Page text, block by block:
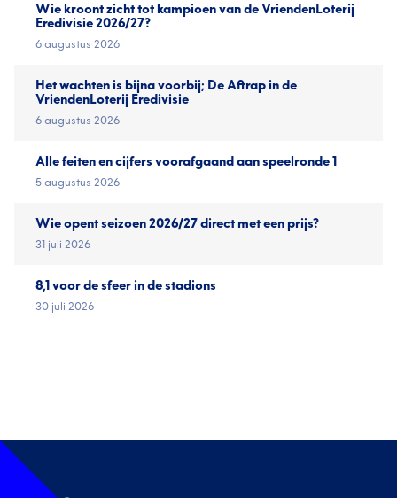
Wie kroont zicht tot kampioen van de VriendenLoterij
Eredivisie 2026/27?
6 augustus 2026
Het wachten is bijna voorbij; De Aftrap in de
VriendenLoterij Eredivisie
6 augustus 2026
Alle feiten en cijfers voorafgaand aan speelronde 1
5 augustus 2026
Wie opent seizoen 2026/27 direct met een prijs?
31 juli 2026
8,1 voor de sfeer in de stadions
30 juli 2026